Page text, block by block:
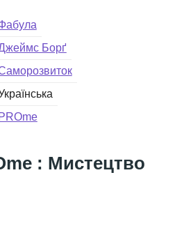
Борґ
PROme
: Мистецтво